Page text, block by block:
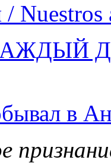
Nuestros
в